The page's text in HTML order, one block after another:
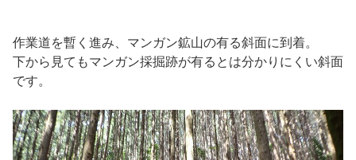
作業道を暫く進み、マンガン鉱山の有る斜面に到着。
下から見てもマンガン採掘跡が有るとは分かりにくい斜面
です。